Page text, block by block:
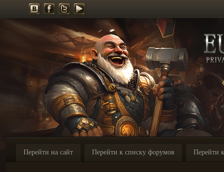
Перейти на сайт Перейти к списку форумов Перейти